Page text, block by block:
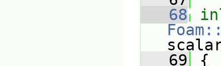
   68
   69
{